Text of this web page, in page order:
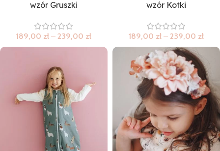
wzór Gruszki
189,00 zł – 239,00 zł
wzór Kotki
189,00 zł – 239,00 zł